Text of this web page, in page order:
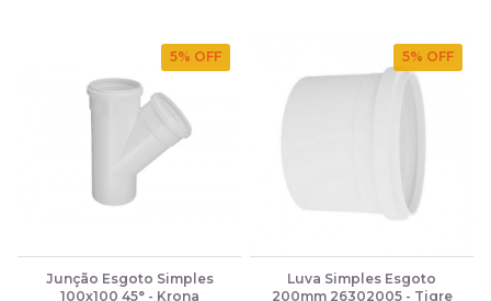
5% OFF
Junção Esgoto Simples
100x100 45° - Krona
5% OFF
Luva Simples Esgoto
200mm 26302005 - Tigre